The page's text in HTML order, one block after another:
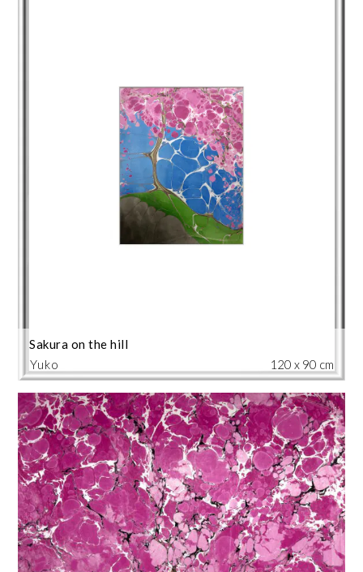
Yuko
Sakura on the hill
120 x 90 cm